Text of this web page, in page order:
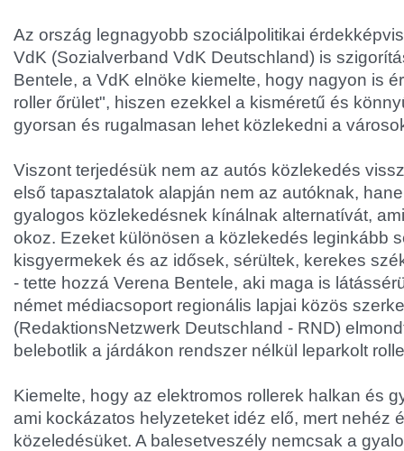
Az ország legnagyobb szociálpolitikai
VdK (Sozialverband VdK Deutschland) is
Bentele, a VdK elnöke kiemelte, hogy nagyon is
roller őrület", hiszen ezekkel a kisméretű és
gyorsan és rugalmasan lehet közlekedni a
Viszont terjedésük nem az autós közlekedés
első tapasztalatok alapján nem az autóknak,
gyalogos közlekedésnek kínálnak alternatívát,
okoz. Ezeket különösen a közlekedés leginkább
kisgyermekek és az idősek, sérültek, kerekes
- tette hozzá Verena Bentele, aki maga is
német médiacsoport regionális lapjai közös
(RedaktionsNetzwerk Deutschland - RND)
belebotlik a járdákon rendszer nélkül leparkolt
Kiemelte, hogy az elektromos rollerek halkan és
ami kockázatos helyzeteket idéz elő, mert nehéz
közeledésüket. A balesetveszély nemcsak a